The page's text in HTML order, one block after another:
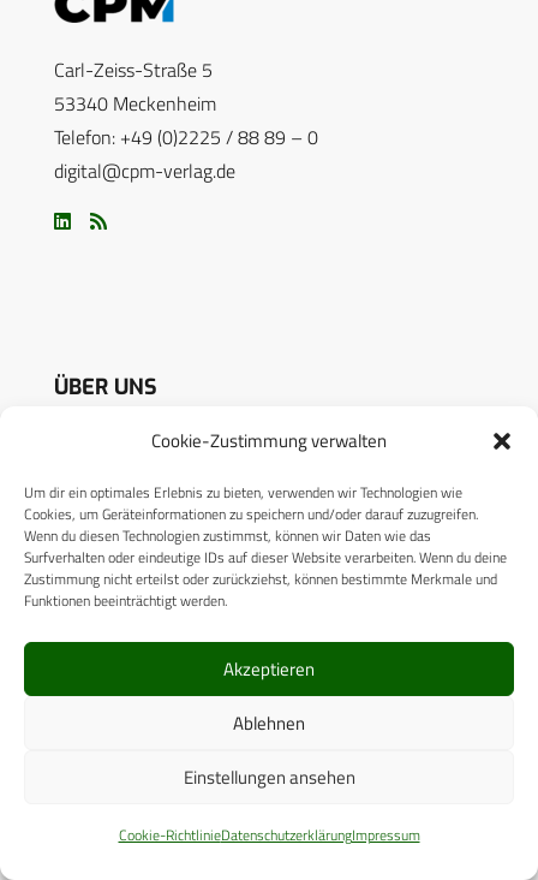
Cookie-Zustimmung verwalten
Um dir ein optimales Erlebnis zu bieten, verwenden wir Technologien wie
Cookies, um Geräteinformationen zu speichern und/oder darauf zuzugreifen.
Wenn du diesen Technologien zustimmst, können wir Daten wie das
Surfverhalten oder eindeutige IDs auf dieser Website verarbeiten. Wenn du deine
Zustimmung nicht erteilst oder zurückziehst, können bestimmte Merkmale und
Funktionen beeinträchtigt werden.
Akzeptieren
Ablehnen
Einstellungen ansehen
Cookie-RichtlinieDatenschutzerklärungImpressum
Carl-Zeiss-Straße 5
53340 Meckenheim
Telefon: +49 (0)2225 / 88 89 – 0
digital@cpm-verlag.de
ÜBER UNS
CPM VERLAG
CPM PUBLICATIONS
CPM EVENTS
KONTAKT
RECHTLICHES